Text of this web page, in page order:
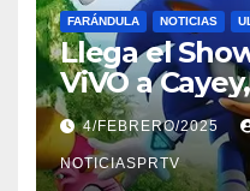
FARÁNDULA NOTICIAS
Llega el
ViVO a
Barceloneta
Relojes
compre
4/FEBRERO/2025
NOTICIASPRTV